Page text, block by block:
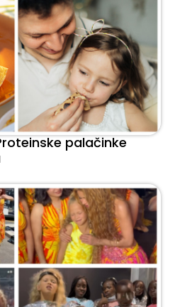
palačinke